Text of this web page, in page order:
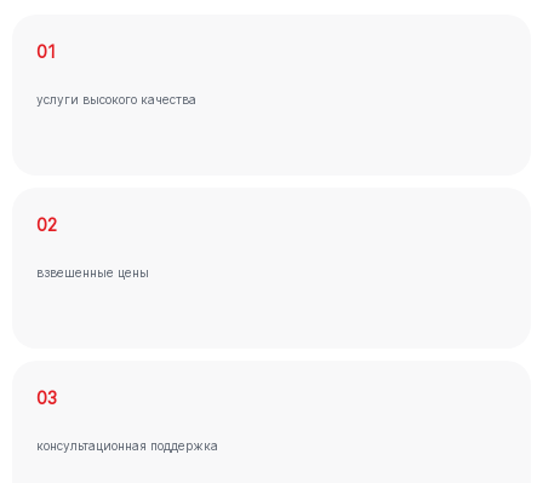
01
услуги высокого качества
02
взвешенные цены
03
консультационная поддержка